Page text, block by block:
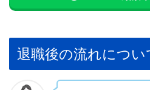
退職後の流れについ